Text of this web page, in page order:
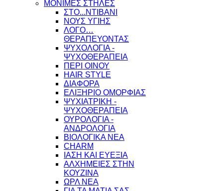
ΜΟΝΙΜΕΣ ΣΤΗΛΕΣ
ΣΤΟ...ΝΤΙΒΑΝΙ
ΝΟΥΣ ΥΓΙΗΣ
ΛΟΓΟ…
ΘΕΡΑΠΕΥΟΝΤΑΣ
ΨΥΧΟΛΟΓΙΑ -
ΨΥΧΟΘΕΡΑΠΕΙΑ
ΠΕΡΙ ΟΙΝΟΥ
HAIR STYLE
ΔΙΑΦΟΡΑ
ΕΛΙΞΗΡΙΟ ΟΜΟΡΦΙΑΣ
ΨΥΧΙΑΤΡΙΚΗ -
ΨΥΧΟΘΕΡΑΠΕΙΑ
ΟΥΡΟΛΟΓΙΑ -
ΑΝΔΡΟΛΟΓΙΑ
ΒΙΟΛΟΓΙΚΑ ΝΕΑ
CHARM
ΙΑΣΗ ΚΑΙ ΕΥΕΞΙΑ
ΑΛΧΗΜΕΙΕΣ ΣΤΗΝ
ΚΟΥΖΙΝΑ
ΩΡΛ ΝEA